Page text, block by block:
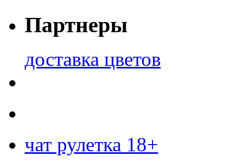
Партнеры
доставка цветов
чат рулетка 18+